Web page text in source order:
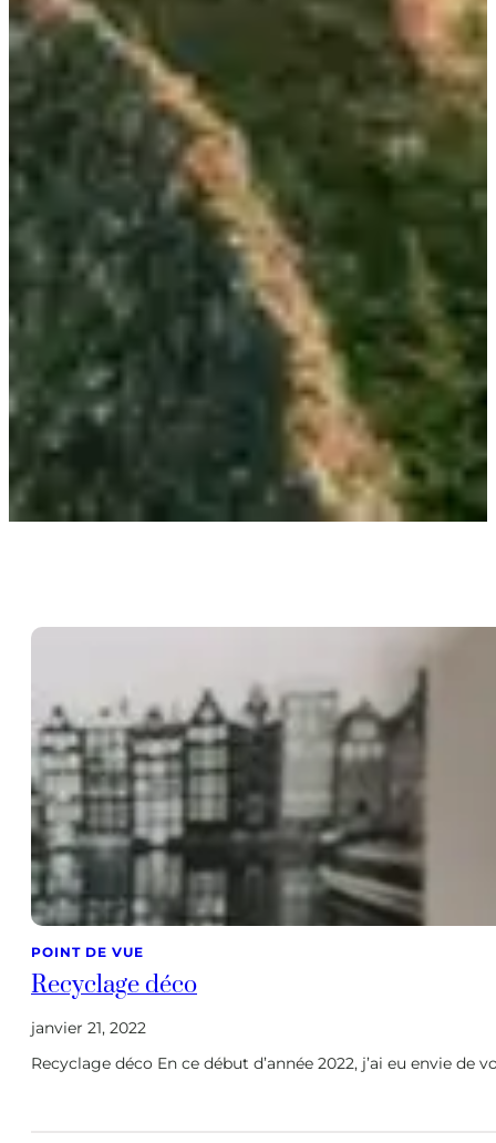
POINT DE VUE
Recyclage déco
janvier 21, 2022
Recyclage déco En ce début d’année 2022, j’ai eu envie de